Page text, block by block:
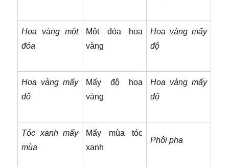
Hoa vàng một
đóa
Một đóa hoa
vàng
Hoa vàng mấy
độ
Hoa vàng mấy
độ
Mấy độ hoa
vàng
Hoa vàng mấy
độ
Tóc xanh mấy
mùa
Mấy mùa tóc
xanh
Phôi pha